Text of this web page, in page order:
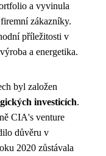
a vyvinula
zákazníky.
příležitosti v
a energetika.
byl založen
investicích.
CIA's venture
důvěru v
2020 zůstávala